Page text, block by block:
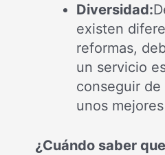
Diversidad:
existen
reformas,
un servicio
conseguir de
unos
¿Cuándo saber